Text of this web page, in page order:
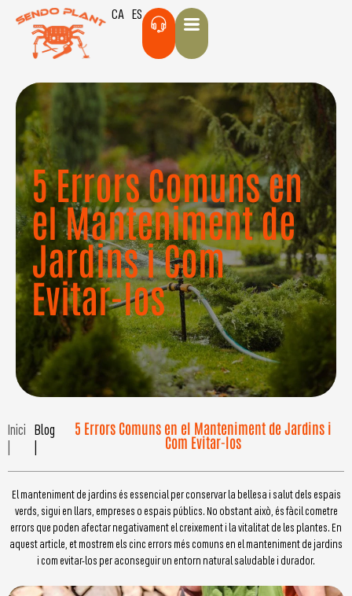
CA ES
5 Errors Comuns en
el Manteniment de
Jardins i Com
Evitar-los
Inici
Blog
5 Errors Comuns en el Manteniment de Jardins i
Com Evitar-los
El manteniment de jardins és essencial per conservar la bellesa i salut dels espais
verds, sigui en llars, empreses o espais públics. No obstant això, és fàcil cometre
errors que poden afectar negativament el creixement i la vitalitat de les plantes. En
aquest article, et mostrem els cinc errors més comuns en el manteniment de jardins
i com evitar-los per aconseguir un entorn natural saludable i durador.